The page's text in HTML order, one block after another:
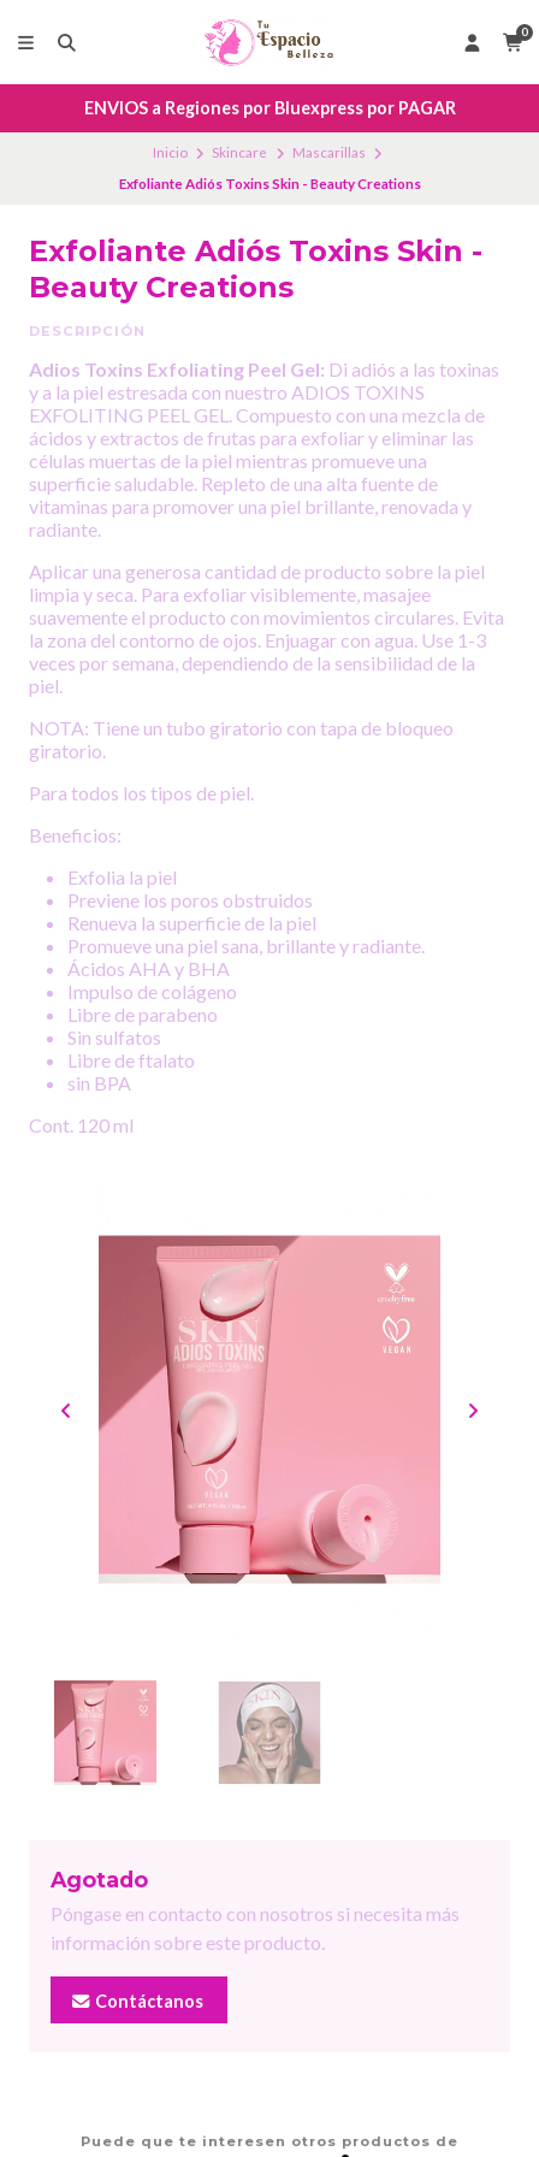
0
ENVIOS a Regiones por Bluexpress por PAGAR
Inicio Skincare
Mascarillas
Exfoliante Adiós Toxins Skin - Beauty Creations
Exfoliante Adiós Toxins Skin -
Beauty Creations
DESCRIPCIÓN
Adios Toxins Exfoliating Peel Gel: Di adiós a las toxinas
y a la piel estresada con nuestro ADIOS TOXINS
EXFOLITING PEEL GEL. Compuesto con una mezcla de
ácidos y extractos de frutas para exfoliar y eliminar las
células muertas de la piel mientras promueve una
superficie saludable. Repleto de una alta fuente de
vitaminas para promover una piel brillante, renovada y
radiante.
Aplicar una generosa cantidad de producto sobre la piel
limpia y seca. Para exfoliar visiblemente, masajee
suavemente el producto con movimientos circulares. Evita
la zona del contorno de ojos. Enjuagar con agua. Use 1-3
veces por semana, dependiendo de la sensibilidad de la
piel.
NOTA: Tiene un tubo giratorio con tapa de bloqueo
giratorio.
Para todos los tipos de piel.
Beneficios:
Exfolia la piel
Previene los poros obstruidos
Renueva la superficie de la piel
Promueve una piel sana, brillante y radiante.
Ácidos AHA y BHA
Impulso de colágeno
Libre de parabeno
Sin sulfatos
Libre de ftalato
sin BPA
Cont. 120 ml
Agotado
Póngase en contacto con nosotros si necesita más
información sobre este producto.
Contáctanos
Puede que te interesen otros productos de